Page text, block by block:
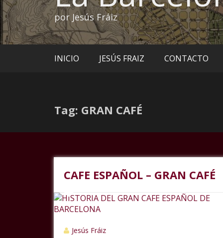
por Jesús Fráiz
INICIO JESÚS FRAIZ CONTACTO
Tag: GRAN CAFÉ
CAFE ESPAÑOL – GRAN CAFÉ
Jesús Fráiz